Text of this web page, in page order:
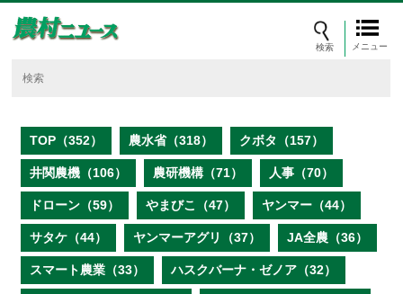
メニュー
TOP（352） 農水省（318） クボタ（157）
井関農機（106） 農研機構（71） 人事（70）
ドローン（59） やまびこ（47） ヤンマー（44）
サタケ（44） ヤンマーアグリ（37） JA全農（36）
スマート農業（33） ハスクバーナ・ゼノア（32）